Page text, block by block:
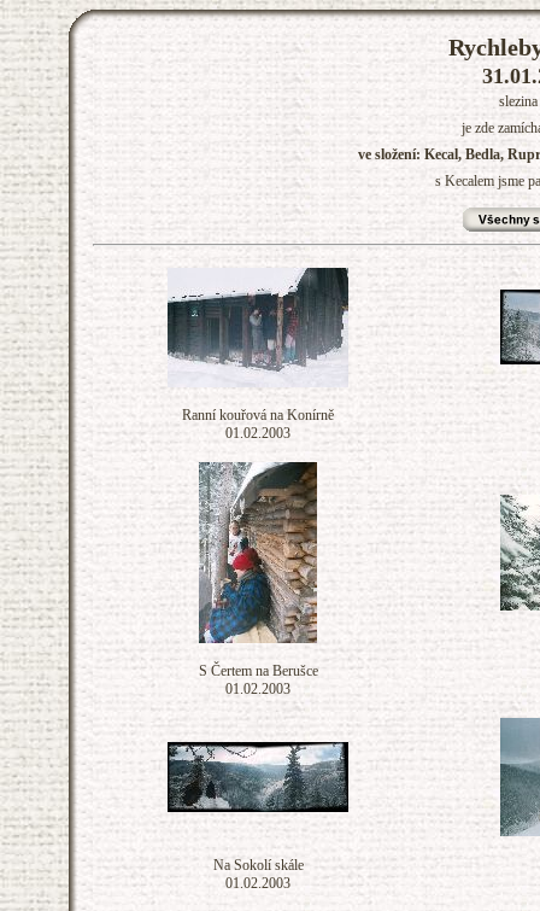
je zde
ve složení: Kecal, Bedla,
s Kecalem jsme
Ranní kouřová na Konírně
01.02.2003
S Čertem na Berušce
01.02.2003
Na Sokolí skále
01.02.2003